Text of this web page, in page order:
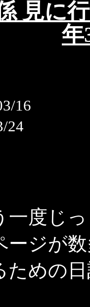
見に
年
16
24
一度じ
ージが
ための